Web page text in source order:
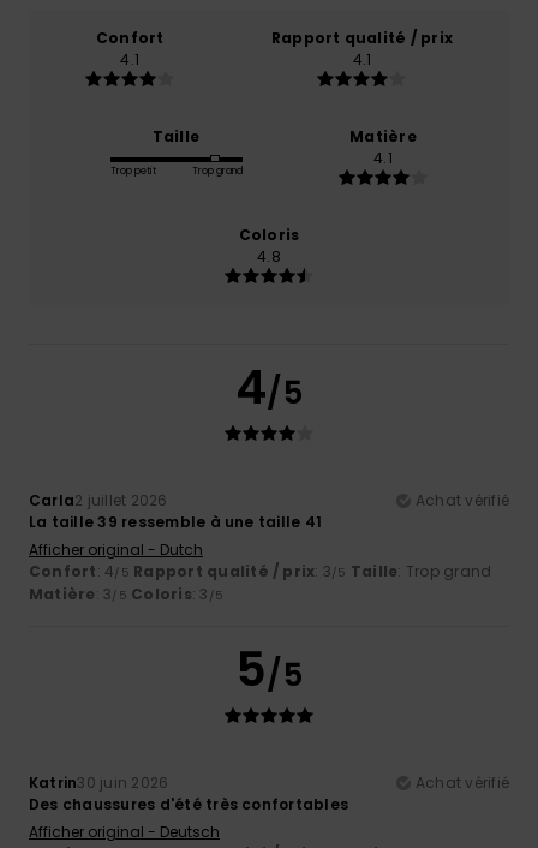
Confort
4.1
Rapport qualité / prix
4.1
Taille
Trop petit Trop grand
Matière
4.1
Coloris
4.8
4/5
Carla2 juillet 2026
Achat vérifié
La taille 39 ressemble à une taille 41
Afficher original - Dutch
Confort: 4/5 Rapport qualité / prix: 3/5 Taille: Trop grand
Matière: 3/5 Coloris: 3 /5
5/5
Katrin30 juin 2026
Achat vérifié
Des chaussures d'été très confortables
Afficher original - Deutsch